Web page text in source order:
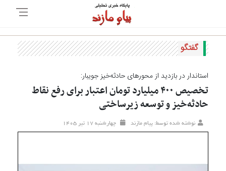
گفتگو
استاندار در بازدید از محورهای حادثه‌خیز جویبار:
تخصیص ۴۰۰ میلیارد تومان اعتبار برای رفع نقاط
حادثه‌خیز و توسعه زیرساختی
نوشته شده توسط: پیام مازند چهارشنبه ۱۷ تير ۱۴۰۵